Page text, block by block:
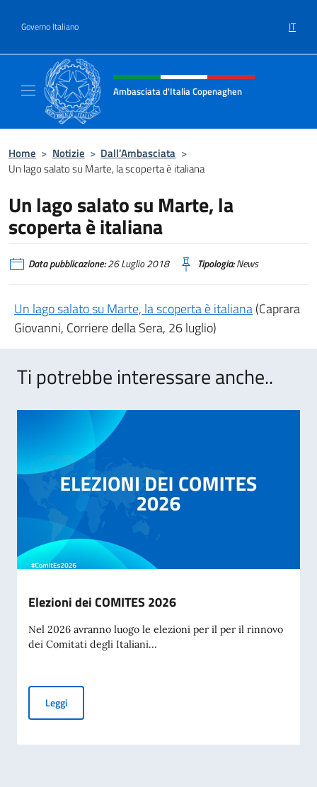
Governo Italiano IT
Intestazione sito, social e menù
Ambasciata d'Italia Copenaghen
Home > Notizie > Dall’Ambasciata >
Un lago salato su Marte, la scoperta è italiana
Un lago salato su Marte, la
scoperta è italiana
Data pubblicazione:26 Luglio 2018 Tipologia:News
Un lago salato su Marte, la scoperta è italiana(Caprara
Giovanni, Corriere della Sera, 26 luglio)
Ti potrebbe interessare anche..
Elezioni dei COMITES 2026
Nel 2026 avranno luogo le elezioni per il per il rinnovo
dei Comitati degli Italiani...
LeggiElezioni dei COMITES 2026